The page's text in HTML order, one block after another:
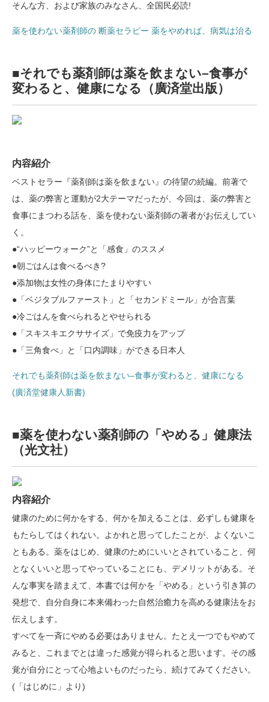
そんな方、および家族のみなさん、全国民必読!
薬を使わない薬剤師の 断薬セラピー 薬をやめれば、病気は治る
■それでも薬剤師は薬を飲まない–食事が
変わると、健康になる（廣済堂出版）
内容紹介
ベストセラー『薬剤師は薬を飲まない』の待望の続編。前著で
は、薬の弊害と運動が2大テーマだったが、今回は、薬の弊害と
食事にまつわる話を、薬を使わない薬剤師の著者がお伝えしてい
く。
●“ハッピーウォーク”と「感食」のススメ
●朝ごはんは食べるべき?
●添加物は女性の身体にたまりやすい
●「ベジタブルファースト」と「セカンドミール」が合言葉
●冷ごはんを食べられるとやせられる
●「スキスキエクササイズ」で免疫力をアップ
●「三角食べ」と「口内調味」ができる日本人
それでも薬剤師は薬を飲まない–食事が変わると、健康になる
(廣済堂健康人新書)
■薬を使わない薬剤師の「やめる」健康法
（光文社）
内容紹介
健康のために何かをする、何かを加えることは、必ずしも健康を
もたらしてはくれない。よかれと思ってしたことが、よくないこ
ともある。薬をはじめ、健康のためにいいとされていること、何
となくいいと思ってやっていることにも、デメリットがある。そ
んな事実を踏まえて、本書では何かを「やめる」という引き算の
発想で、自分自身に本来備わった自然治癒力を高める健康法をお
伝えします。
すべてを一斉にやめる必要はありません。たとえ一つでもやめて
みると、これまでとは違った感覚が得られると思います。その感
覚が自分にとって心地よいものだったら、続けてみてください。
(「はじめに」より)